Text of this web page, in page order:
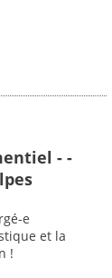
- -
e
et la
!